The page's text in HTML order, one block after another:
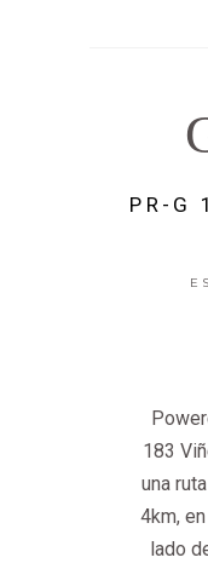
PR-G
183
una
4km,
lado